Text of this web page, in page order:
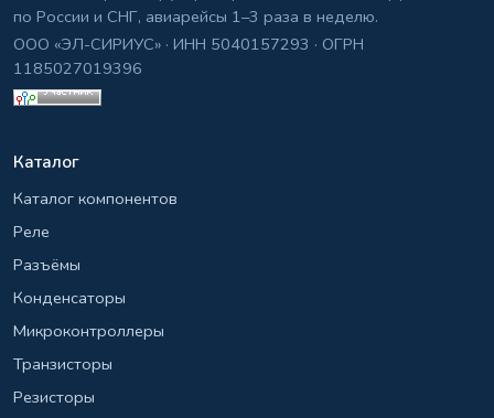
по России и СНГ, авиарейсы 1–3 раза в неделю.
ООО «ЭЛ-СИРИУС» · ИНН 5040157293 · ОГРН
1185027019396
Каталог
Каталог компонентов
Реле
Разъёмы
Конденсаторы
Микроконтроллеры
Транзисторы
Резисторы